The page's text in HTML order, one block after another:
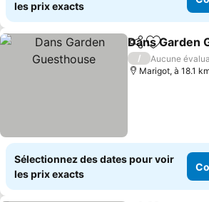
les prix exacts
PartagerAjouter à
Dans Garden
/
Aucune
Marigot, à 18.1
Sélectionnez des dates pour voir
les prix exacts